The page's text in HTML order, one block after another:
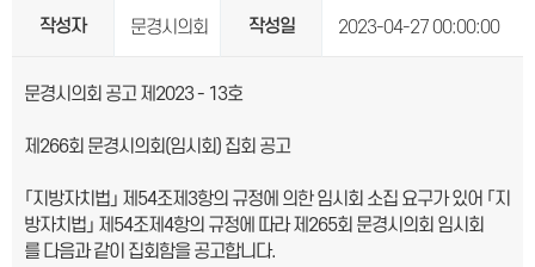
작성자 문경시의회 작성일 2023-04-27 00:00:00
문경시의회 공고 제2023 - 13호
제266회 문경시의회(임시회) 집회 공고
「지방자치법」 제54조제3항의 규정에 의한 임시회 소집 요구가 있어 「지
방자치법」 제54조제4항의 규정에 따라 제265회 문경시의회 임시회
를 다음과 같이 집회함을 공고합니다.